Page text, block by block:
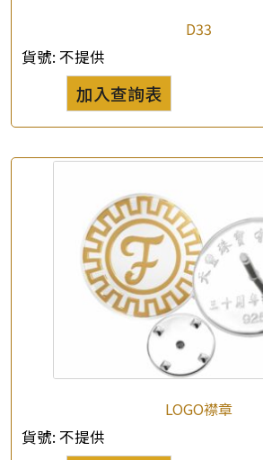
產品查詢
* 你的名字
公司名稱
*聯絡電話
查詢以下產品
D33
貨號: 不提供
加入查詢表
LOGO襟章
貨號: 不提供